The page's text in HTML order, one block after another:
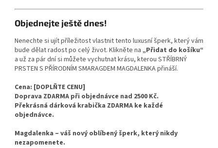
Objednejte ještě dnes!
Nenechte si ujít příležitost vlastnit tento luxusní šperk, který vám
bude dělat radost po celý život. Klikněte na „Přidat do košíku“
a už za pár dní si můžete vychutnat krásu, kterou STŘÍBRNÝ
PRSTEN S PŘÍRODNÍM SMARAGDEM MAGDALENKA přináší.
Cena: [DOPLŇTE CENU]
Doprava ZDARMA při objednávce nad 2500 Kč.
Překrásná dárková krabička ZDARMA ke každé
objednávce.
Magdalenka – váš nový oblíbený šperk, který nikdy
nezapomenete.